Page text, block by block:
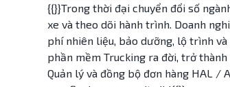
{{}}Trong thời đại chuyển đổi số
xe và theo dõi hành trình. Doanh
phí nhiên liệu, bảo dưỡng, lộ trình
phần mềm Trucking ra đời, trở thành
Quản lý và đồng bộ đơn hàng HAL